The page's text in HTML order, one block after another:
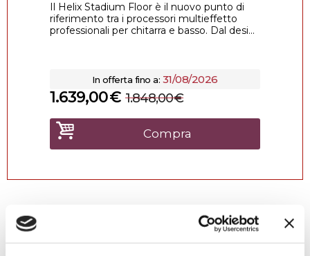
Il Helix Stadium Floor è il nuovo punto di
riferimento tra i processori multieffetto
professionali per chitarra e basso. Dal desi...
In offerta fino a: 31/08/2026
€
1.639,00 €
1.848,00
Compra